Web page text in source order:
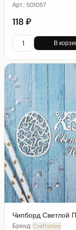
Арт.: 501057
118 ₽
В
Чипборд Светлой
Бренд:Craftstory